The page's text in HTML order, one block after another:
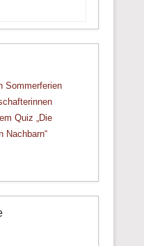
Sommerferien
Quiz „Die
Nachbarn“